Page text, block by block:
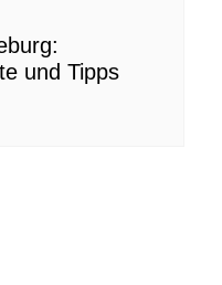
und Tipps